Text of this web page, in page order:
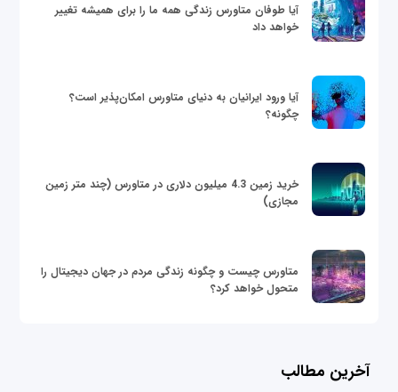
آیا طوفان متاورس زندگی همه ما را برای همیشه تغییر
خواهد داد
آیا ورود ایرانیان به دنیای متاورس امکان‌پذیر است؟
چگونه؟
خرید زمین 4.3 میلیون دلاری در متاورس (چند متر زمین
مجازی)
متاورس چیست و چگونه زندگی مردم در جهان دیجیتال را
متحول خواهد کرد؟
آخرین مطالب